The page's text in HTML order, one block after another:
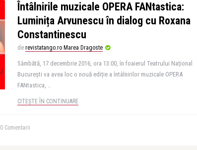
Întâlnirile muzicale OPERA FANtastica:
Luminița Arvunescu în dialog cu Roxana
Constantinescu
de revistatango.ro Marea Dragoste
Sâmbătă, 17 decembrie 2016, ora 13:00, în foaierul Teatrului Național
București va avea loc o nouă ediție a întâlnirilor muzicale OPERA
FANtastica, ..
CITEȘTE ÎN CONTINUARE
0 Comentarii